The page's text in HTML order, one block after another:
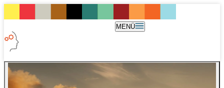
MENÜ